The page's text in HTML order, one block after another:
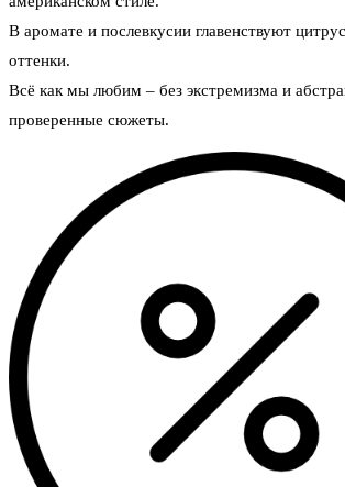
В аромате и послевкусии главенствуют
оттенки.
Всё как мы любим – без экстремизма и
проверенные сюжеты.